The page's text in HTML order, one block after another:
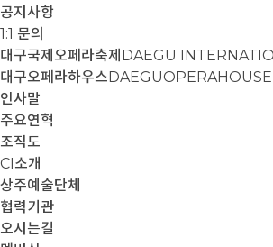
공지사항
1:1 문의
대구국제오페라축제 DAEGU
대구오페라하우스DAEGUOPERAHOUSE
인사말
주요연혁
조직도
CI소개
상주예술단체
협력기관
오시는길